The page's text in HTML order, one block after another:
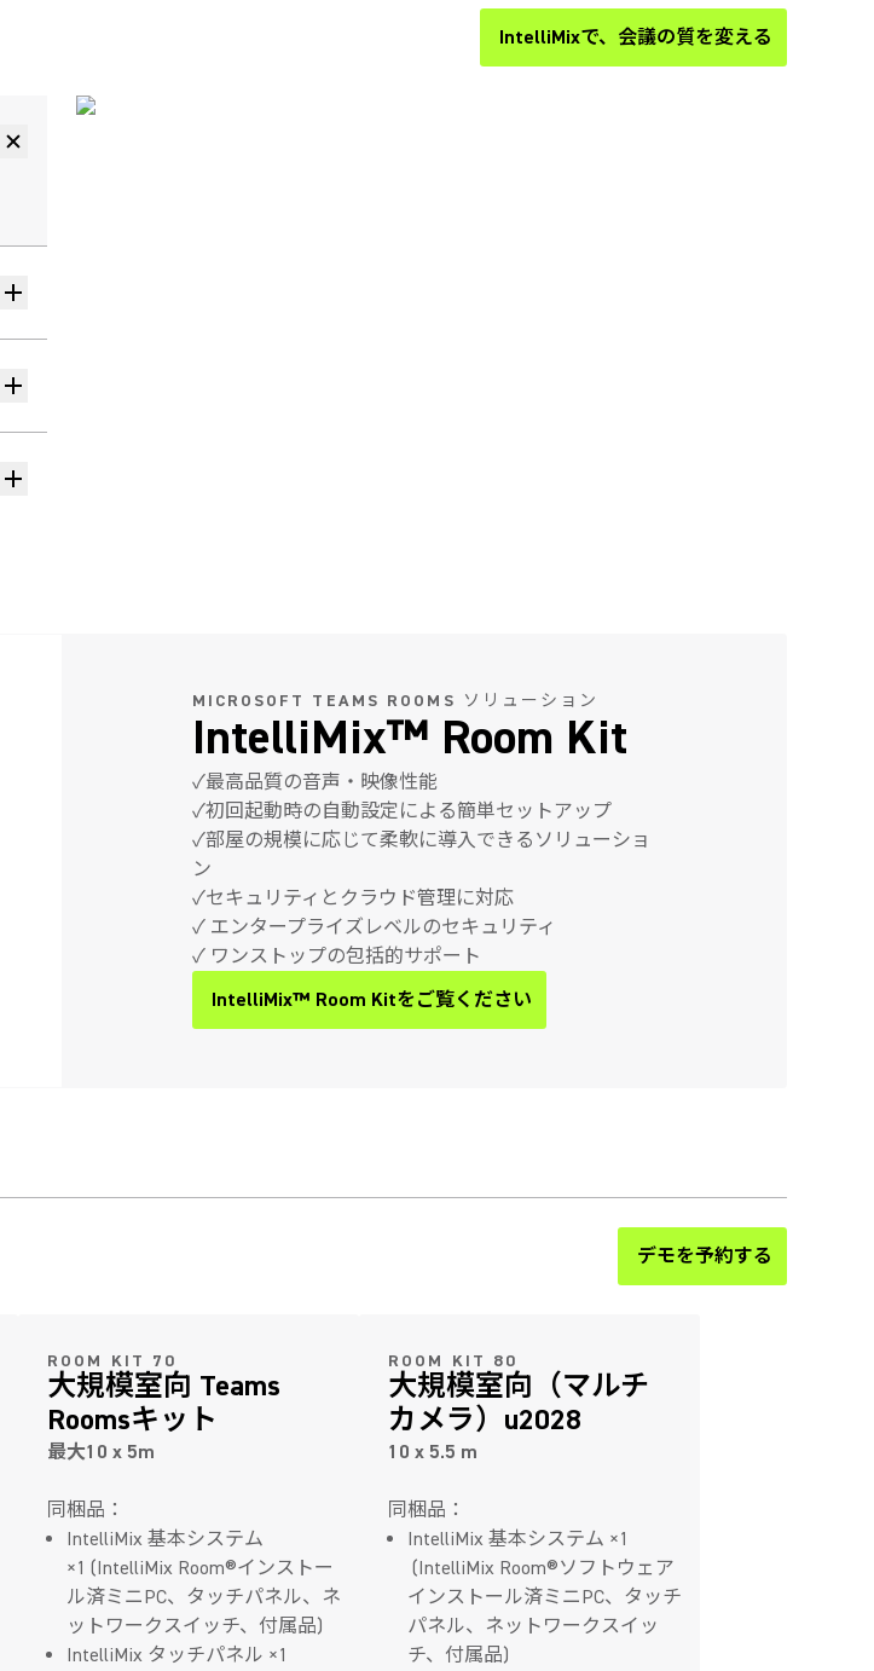
IntelliMixで、会議の質を変える
MICROSOFT TEAMS ROOMS ソリューション
IntelliMix™ Room Kit
✓最高品質の音声・映像性能
✓初回起動時の自動設定による簡単セットアップ
✓部屋の規模に応じて柔軟に導入できるソリューショ
ン
✓セキュリティとクラウド管理に対応
✓ エンタープライズレベルのセキュリティ
✓ ワンストップの包括的サポート
IntelliMix™ Room Kitをご覧ください
デモを予約する
ROOM KIT 70
大規模室向 Teams
Roomsキット
最大10 x 5m
同梱品：
IntelliMix 基本システム
×1 (IntelliMix Room®インストー
ル済ミニPC、タッチパネル、ネ
ットワークスイッチ、付属品)
IntelliMix タッチパネル ×1
ROOM KIT 80
大規模室向（マルチ
カメラ）u2028
10 x 5.5 m
同梱品：
IntelliMix 基本システム ×1
(IntelliMix Room®ソフトウェア
インストール済ミニPC、タッチ
パネル、ネットワークスイッ
チ、付属品)